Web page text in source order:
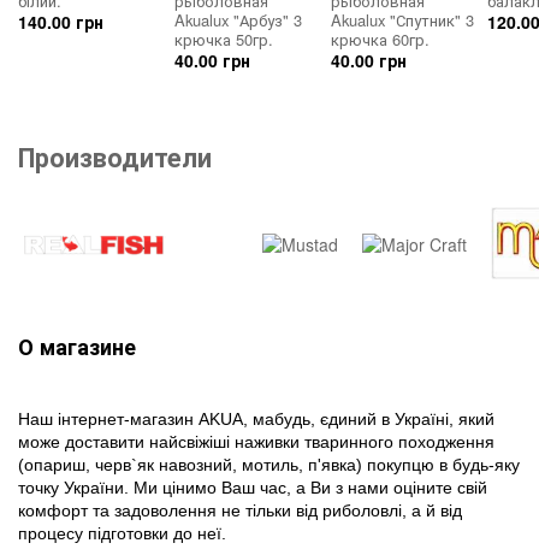
140.00 грн
Akualux "Арбуз" 3
крючка 50гр.
40.00 грн
Akualux "Спутник" 3
крючка 60гр.
40.00 грн
Производители
О магазине
Наш інтернет-магазин AKUA, мабудь, єдиний в Україні, який
може доставити найсвіжіші наживки тваринного походження
(опариш, черв`як навозний, мотиль, п'явка) покупцю в будь-яку
точку України. Ми цінимо Ваш час, а Ви з нами оціните свій
комфорт та задоволення не тільки від риболовлі, а й від
процесу підготовки до неї.